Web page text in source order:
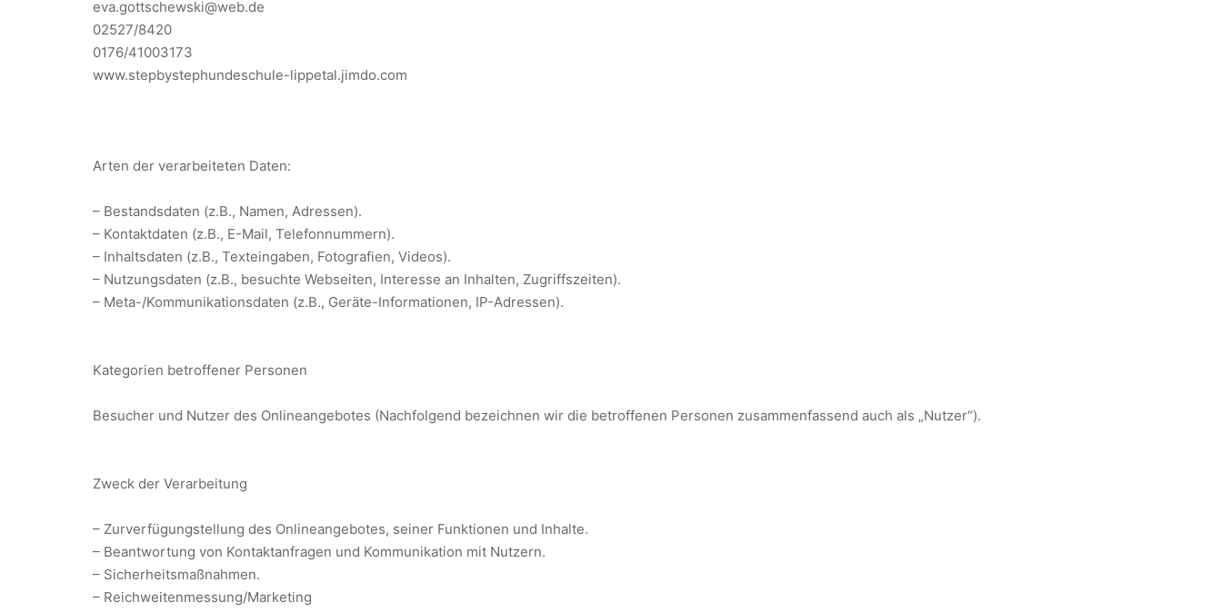
eva.gottschewski@web.de
02527/8420
0176/41003173
www.stepbystephundeschule-lippetal.jimdo.com
Arten der verarbeiteten Daten:
– Bestandsdaten (z.B., Namen, Adressen).
– Kontaktdaten (z.B., E-Mail, Telefonnummern).
– Inhaltsdaten (z.B., Texteingaben, Fotografien, Videos).
– Nutzungsdaten (z.B., besuchte Webseiten, Interesse an Inhalten, Zugriffszeiten).
– Meta-/Kommunikationsdaten (z.B., Geräte-Informationen, IP-Adressen).
Kategorien betroffener Personen
Besucher und Nutzer des Onlineangebotes (Nachfolgend bezeichnen wir die betroffenen Personen zusammenfassend auch als „Nutzer“).
Zweck der Verarbeitung
– Zurverfügungstellung des Onlineangebotes, seiner Funktionen und Inhalte.
– Beantwortung von Kontaktanfragen und Kommunikation mit Nutzern.
– Sicherheitsmaßnahmen.
– Reichweitenmessung/Marketing